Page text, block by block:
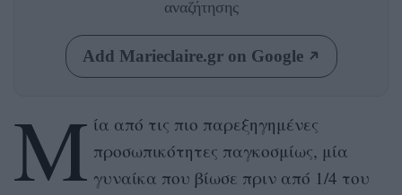
αναζήτησης
Add Marieclaire.gr on Google
Μ ία από τις πιο παρεξηγημένες
προσωπικότητες παγκοσμίως, μία
γυναίκα που βίωσε πριν από 1/4 του